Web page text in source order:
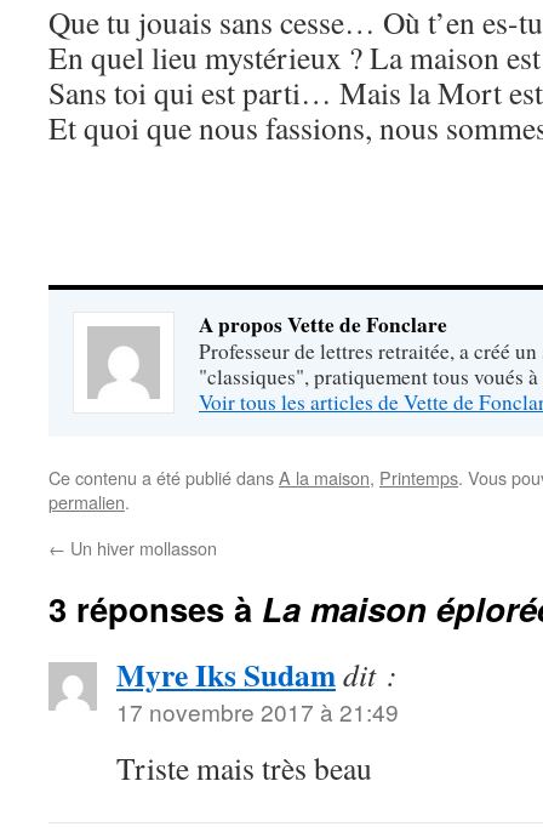
Que tu jouais sans cesse… Où t’en es-
En quel lieu mystérieux ? La maison
Sans toi qui est parti… Mais la Mort
Et quoi que nous fassions, nous
A propos Vette de Fonclare
Professeur de lettres retraitée, a créé
"classiques", pratiquement tous voués
Voir tous les articles de Vette de
Ce contenu a été publié dansA la maison, Printemps. Vous
permalien.
← Un hiver mollasson
3 réponses à La maison
Myre Iks Sudamdit :
17 novembre 2017 à 21:49
Triste mais très beau